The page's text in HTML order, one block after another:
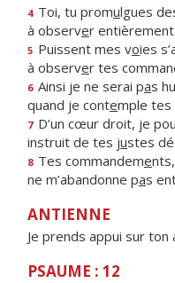
4 Toi, tu promulgues
à observer entièrement.
5 Puissent mes voies
à observer tes
6 Ainsi je ne serai pas
quand je contemple tes
7 D’un cœur droit, je
instruit de tes justes
8 Tes commandeme
ne m’abandonne pas
ANTIENNE
Je prends appui sur ton
PSAUME : 12